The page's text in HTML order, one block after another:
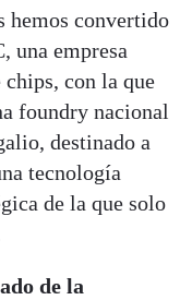
hemos convertido
una empresa
con la que
foundry nacional
destinado a
tecnología
de la que solo
de la